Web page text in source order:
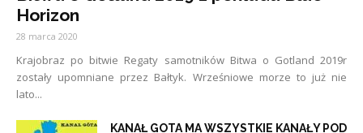
Horizon
28 marca 2020
Krajobraz po bitwie Regaty samotników Bitwa o Gotland 2019r
zostały upomniane przez Bałtyk. Wrześniowe morze to już nie
lato...
KANAŁ GOTA MA WSZYSTKIE KANAŁY POD